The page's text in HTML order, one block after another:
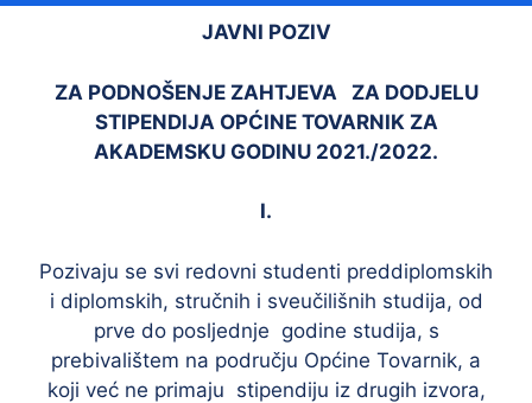
JAVNI POZIV
ZA PODNOŠENJE ZAHTJEVA ZA DODJELU
STIPENDIJA OPĆINE TOVARNIK ZA
AKADEMSKU GODINU 2021./2022.
I.
Pozivaju se svi redovni studenti preddiplomskih
i diplomskih, stručnih i sveučilišnih studija, od
prve do posljednje godine studija, s
prebivalištem na području Općine Tovarnik, a
koji već ne primaju stipendiju iz drugih izvora,